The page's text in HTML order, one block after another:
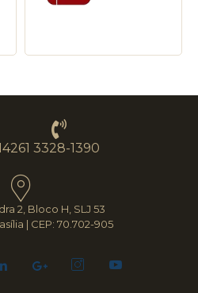
61 3328-1390
2, Bloco H, SLJ 53
| CEP: 70.702-905